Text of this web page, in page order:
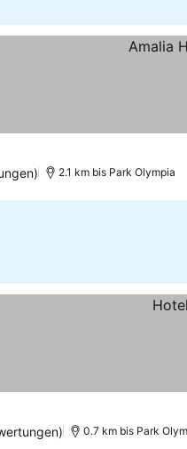
2.1 km bis Park Olympia
0.7 km bis Park